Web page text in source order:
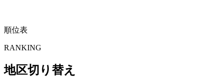
順位表
RANKING
地区切り替え